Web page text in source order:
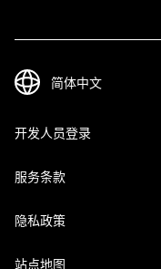
开发人员登录
服务条款
隐私政策
站点地图